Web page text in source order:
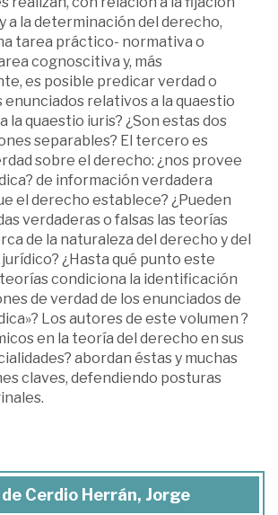
a la determinación del derecho,
tarea práctico- normativa o
cognoscitiva y, más
es posible predicar verdad o
enunciados relativos a la quaestio
la quaestio iuris? ¿Son estas dos
separables? El tercero es
sobre el derecho: ¿nos provee
de información verdadera
el derecho establece? ¿Pueden
verdaderas o falsas las teorías
de la naturaleza del derecho y del
¿Hasta qué punto este
condiciona la identificación
de verdad de los enunciados de
Los autores de este volumen ?
en la teoría del derecho en sus
abordan éstas y muchas
claves, defendiendo posturas
Cerdio Herrán, Jorge